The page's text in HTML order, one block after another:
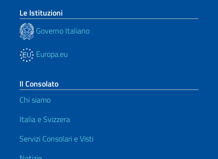
Le Istituzioni
Governo Italiano
Europa.eu
Il Consolato
Chi siamo
Italia e Svizzera
Servizi Consolari e Visti